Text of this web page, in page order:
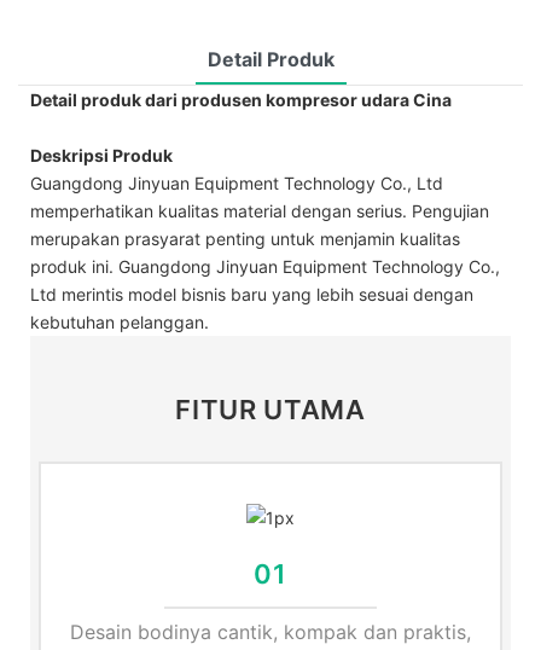
Detail Produk
Detail produk dari produsen kompresor udara Cina
Deskripsi Produk
Guangdong Jinyuan Equipment Technology Co., Ltd
memperhatikan kualitas material dengan serius. Pengujian
merupakan prasyarat penting untuk menjamin kualitas
produk ini. Guangdong Jinyuan Equipment Technology Co.,
Ltd merintis model bisnis baru yang lebih sesuai dengan
kebutuhan pelanggan.
FITUR UTAMA
01
Desain bodinya cantik, kompak dan praktis,